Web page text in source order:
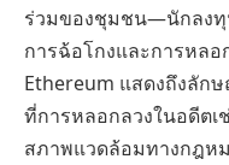
ร่วมของชุมชน—นักลงทุ
การฉ้อโกงและการหลอ
Ethereum แสดงถึงลัก
ที่การหลอกลวงในอดีตเ
สภาพแวดล้อมทางกฎห